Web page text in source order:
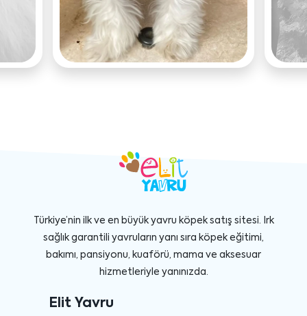
Türkiye’nin ilk ve en büyük yavru köpek satış sitesi. Irk
sağlık garantili yavruların yanı sıra köpek eğitimi,
bakımı, pansiyonu, kuaförü, mama ve aksesuar
hizmetleriyle yanınızda.
Elit Yavru